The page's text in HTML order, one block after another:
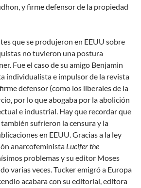
y firme defensor de la propiedad
que se produjeron en EEUU sobre
no tuvieron una postura
Fue el caso de su amigo Benjamin
individualista e impulsor de la revista
defensor (como los liberales de la
por lo que abogaba por la abolición
e industrial. Hay que recordar que
sufrieron la censura y la
en EEUU. Gracias a la ley
anarcofeminista Lucifer the
problemas y su editor Moses
varias veces. Tucker emigró a Europa
acabara con su editorial, editora